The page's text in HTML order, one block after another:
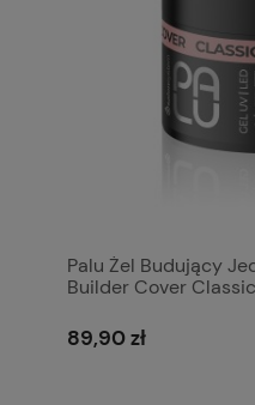
Palu Żel Budujący
Builder Cover
89,90 zł